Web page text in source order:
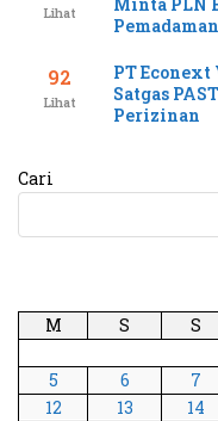
Lihat
Pemadaman
92
Lihat
PT
Satgas
Perizinan
Cari
M
S S
5
6 7
12
13 14